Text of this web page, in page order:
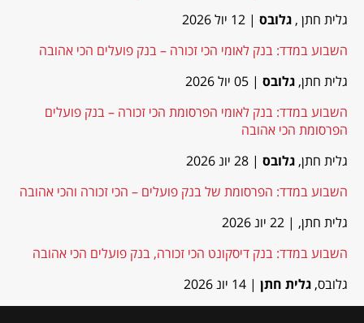
גלית חתן , גלובס | 12 יול 2026
השבוע במדד: בנק לאומי הכי זכורה – בנק פועלים הכי אהובה
גלית חתן, גלובס | 05 יול 2026
השבוע במדד: בנק לאומי הפרסומת הכי זכורה – בנק פועלים
הפרסומת הכי אהובה
גלית חתן, גלובס | 28 יונ 2026
השבוע במדד: הפרסומת של בנק פועלים – הכי זכורה והכי אהובה
גלית חתן, | 22 יונ 2026
השבוע במדד: בנק דיסקונט הכי זכורה, בנק פועלים הכי אהובה
גלובס, גלית חתן | 14 יונ 2026